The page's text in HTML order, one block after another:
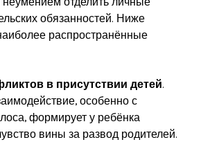
обязанностей. Ниже
распространённые
в присутствии детей.
особенно с
формирует у ребёнка
вины за развод родителей.